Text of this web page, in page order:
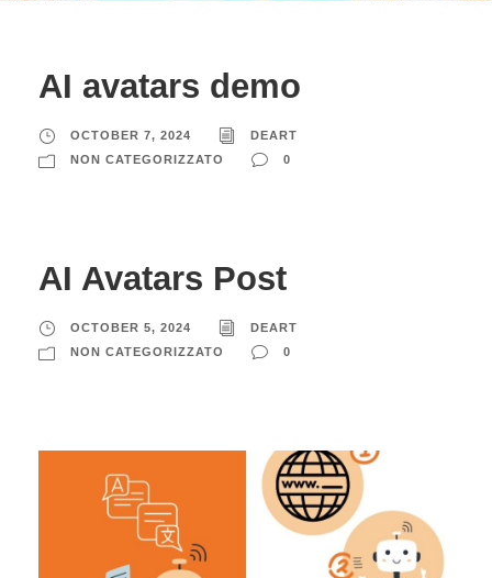
AI avatars demo
OCTOBER 7, 2024
DEART
NON CATEGORIZZATO
0
AI Avatars Post
OCTOBER 5, 2024
DEART
NON CATEGORIZZATO
0